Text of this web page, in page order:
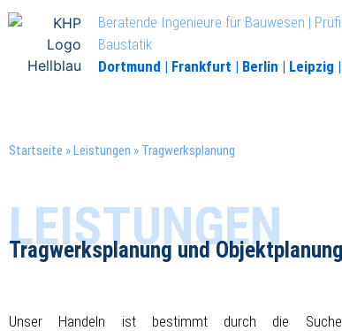
Beratende Ingenieure für Bauwesen |
Baustatik
Dortmund | Frankfurt | Berlin | Leipzig |
Startseite »Leistungen » Tragwerksplanung
LEISTUNGEN
Tragwerksplanung und Objektplanung
Unser Handeln ist bestimmt durch die